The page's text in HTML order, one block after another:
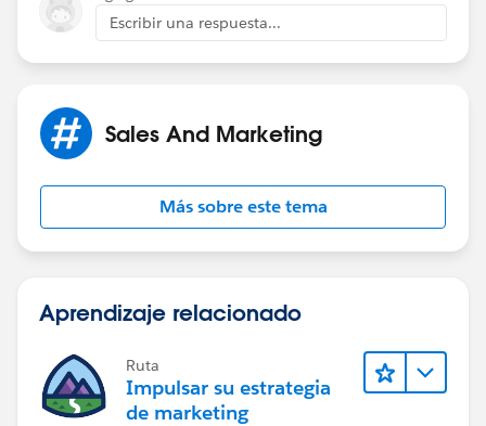
Escribir una respuesta...
Sales And Marketing
Más sobre este tema
Aprendizaje relacionado
Ruta
Impulsar su estrategia
de marketing